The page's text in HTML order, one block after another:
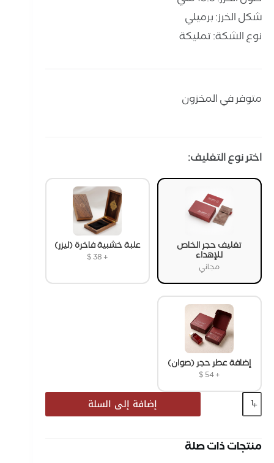
شكل الخرز: برميلي
نوع الشكة: تمليكة
متوفر في المخزون
اختر نوع التغليف:
تغليف حجر الخاص
للإهداء
مجاني
علبة خشبية فاخرة (ليزر)
+
$38
إضافة عطر حجر (صوان)
+
$54
إضافة إلى السلة
منتجات ذات صلة